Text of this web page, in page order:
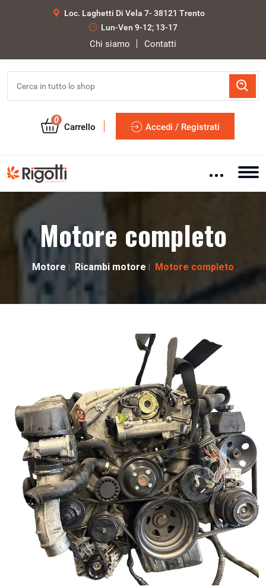
Loc. Laghetti Di Vela 7- 38121 Trento
Lun-Ven 9-12; 13-17
Chi siamo Contatti
0
Carrello Accedi / Registrati
Motore completo
Motore Ricambi motore Motore completo